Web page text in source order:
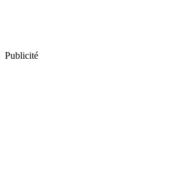
Publicité